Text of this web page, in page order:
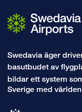
Swedavia äger
basutbudet av
bildar ett system
Sverige med